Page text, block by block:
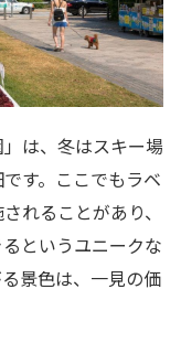
は、冬はスキー場
す。ここでもラベ
れることがあり、
というユニークな
景色は、一見の価